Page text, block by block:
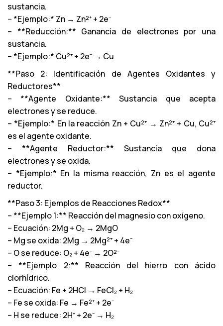
sustancia.
– *Ejemplo:* Zn → Zn²⁺ + 2e⁻
– **Reducción:** Ganancia de electrones por una
sustancia.
– *Ejemplo:* Cu²⁺ + 2e⁻ → Cu
**Paso 2: Identificación de Agentes Oxidantes y
Reductores**
– **Agente Oxidante:** Sustancia que acepta
electrones y se reduce.
– *Ejemplo:* En la reacción Zn + Cu²⁺ → Zn²⁺ + Cu, Cu²⁺
es el agente oxidante.
– **Agente Reductor:** Sustancia que dona
electrones y se oxida.
– *Ejemplo:* En la misma reacción, Zn es el agente
reductor.
**Paso 3: Ejemplos de Reacciones Redox**
– **Ejemplo 1:** Reacción del magnesio con oxígeno.
– Ecuación: 2Mg + O₂ → 2MgO
– Mg se oxida: 2Mg → 2Mg²⁺ + 4e⁻
– O se reduce: O₂ + 4e⁻ → 2O²⁻
– **Ejemplo 2:** Reacción del hierro con ácido
clorhídrico.
– Ecuación: Fe + 2HCl → FeCl₂ + H₂
– Fe se oxida: Fe → Fe²⁺ + 2e⁻
– H se reduce: 2H⁺ + 2e⁻ → H₂